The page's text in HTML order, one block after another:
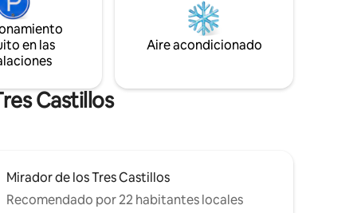
crear
y
bordo”
equilibrio ideal de relajación, comodidad y
conveniencia en Portimão.
en las
Aire acondicionado
Castillos
Mirador de los Tres Castillos
Recomendado por 22 habitantes locales